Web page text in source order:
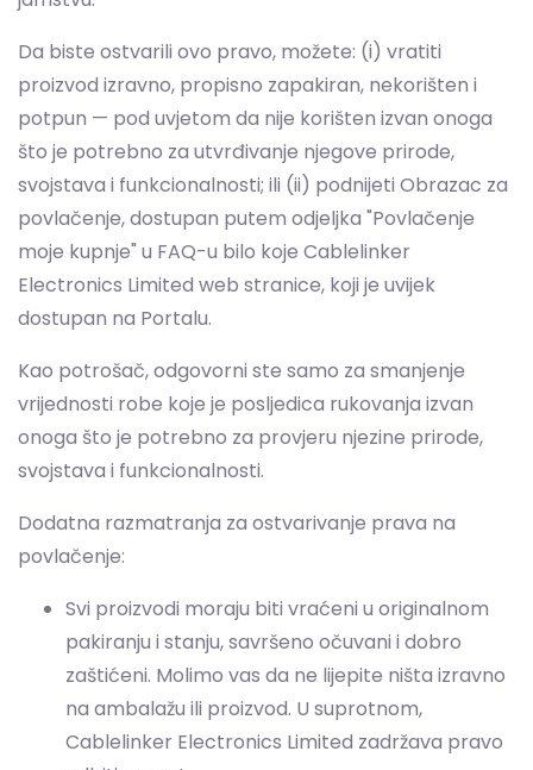
što je potrebno za utvrđivanje njegove prirode,
svojstava i funkcionalnosti; ili (ii) podnijeti Obrazac za
povlačenje, dostupan putem odjeljka "Povlačenje
moje kupnje" u FAQ-u bilo koje Cablelinker
Electronics Limited web stranice, koji je uvijek
dostupan na Portalu.
Kao potrošač, odgovorni ste samo za smanjenje
vrijednosti robe koje je posljedica rukovanja izvan
onoga što je potrebno za provjeru njezine prirode,
svojstava i funkcionalnosti.
Dodatna razmatranja za ostvarivanje prava na
povlačenje:
Svi proizvodi moraju biti vraćeni u originalnom
pakiranju i stanju, savršeno očuvani i dobro
zaštićeni. Molimo vas da ne lijepite ništa izravno
na ambalažu ili proizvod. U suprotnom,
Cablelinker Electronics Limited zadržava pravo
odbiti povrat.
Proizvodi se moraju poslati bez nepotrebnog
odgađanja, uključujući obrazac za povlačenje, a
najkasnije 14 kalendarskih dana od dana kad ste